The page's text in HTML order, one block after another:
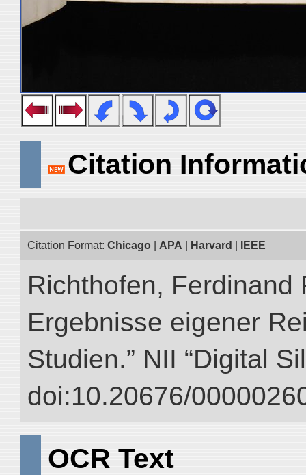
Citation
Citation Format: Chicago APA Harvard IEEE
Richthofen, Ferdinand
Ergebnisse eigener
Studien.” NII “Digital
doi:10.20676/
OCR Text